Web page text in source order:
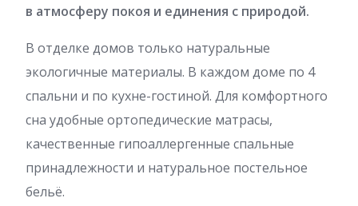
в атмосферу покоя и единения с природой.
В отделке домов только натуральные
экологичные материалы. В каждом доме по 4
спальни и по кухне-гостиной. Для комфортного
сна удобные ортопедические матрасы,
качественные гипоаллергенные спальные
принадлежности и натуральное постельное
бельё.